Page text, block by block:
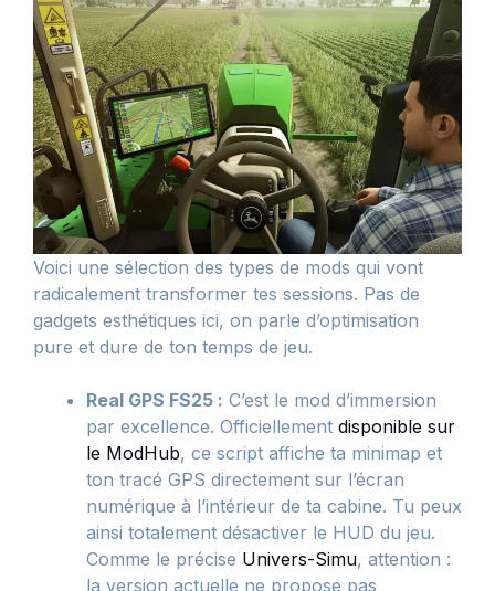
Voici une sélection des types de mods qui vont
radicalement transformer tes sessions. Pas de
gadgets esthétiques ici, on parle d’optimisation
pure et dure de ton temps de jeu.
Real GPS FS25 : C’est le mod d’immersion
par excellence. Officiellement disponible sur
le ModHub, ce script affiche ta minimap et
ton tracé GPS directement sur l’écran
numérique à l’intérieur de ta cabine. Tu peux
ainsi totalement désactiver le HUD du jeu.
Comme le précise Univers-Simu, attention :
la version actuelle ne propose pas